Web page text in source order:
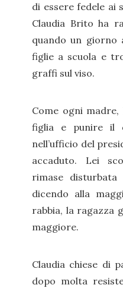
di essere fedele ai
Claudia Brito ha
quando un giorno
figlie a scuola e
graffi sul viso.
Come ogni
figlia e punire il
nell’ufficio del
accaduto. Lei
rimase
dicendo alla
rabbia, la ragazza
maggiore.
Claudia chiese di
dopo molta